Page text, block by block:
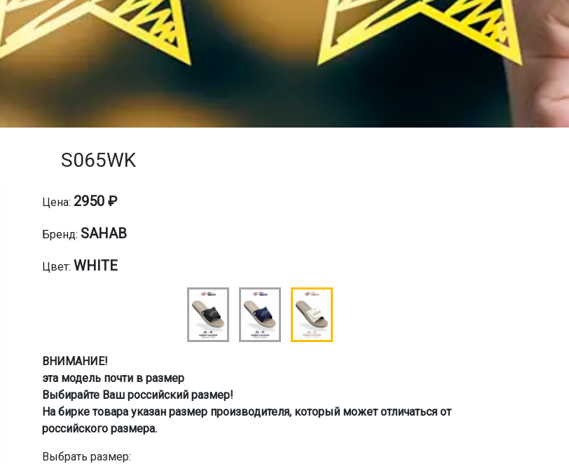
S065WK
Цена: 2950 ₽
Бренд: SAHAB
Цвет: WHITE
ВНИМАНИЕ!
эта модель почти в размер
Выбирайте Ваш российский размер!
На бирке товара указан размер производителя, который может отличаться от
российского размера.
Выбрать размер: